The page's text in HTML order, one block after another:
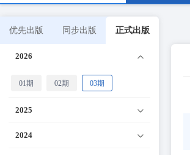
优先出版 同步出版 正式出版
2026
01期 02期 03期
2025
2024